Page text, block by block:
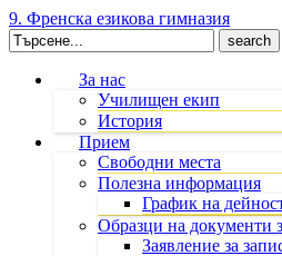
9. Френска езикова гимназия
Search
for:
За нас
Училищен екип
История
Прием
Свободни места
Полезна информация
График на
Образци на документи
Заявление за